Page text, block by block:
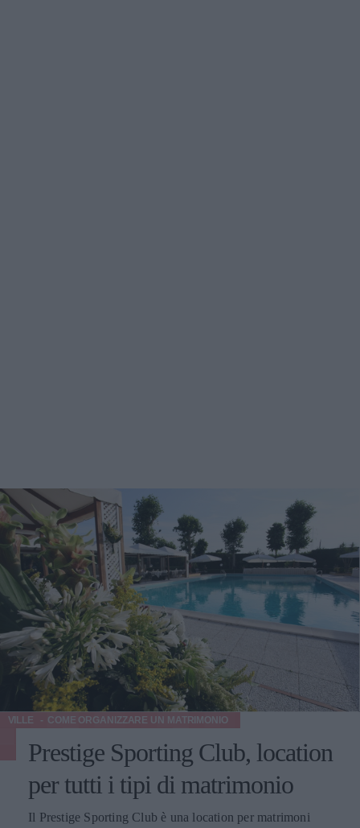
VILLE COME ORGANIZZARE UN MATRIMONIO
Prestige Sporting Club, location
per tutti i tipi di matrimonio
Il Prestige Sporting Club è una location per matrimoni